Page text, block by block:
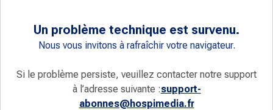
Un problème technique est survenu.
Nous vous invitons à rafraîchir votre navigateur.
Si le problème persiste, veuillez contacter notre support
à l’adresse suivante :support-
abonnes@hospimedia.fr